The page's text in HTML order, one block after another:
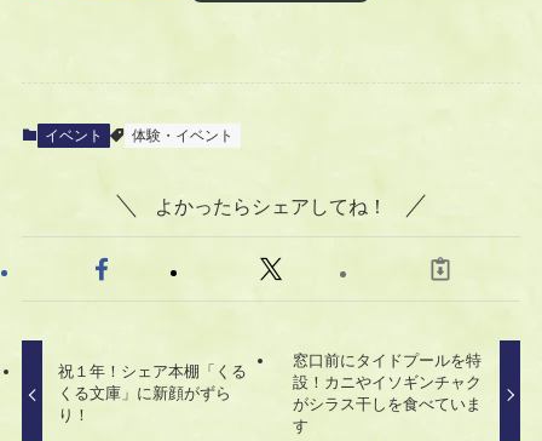
イベント 体験・イベント
よかったらシェアしてね！
祝１年！シェア本棚「くる
くる文庫」に新顔がずら
り！
窓口前にタイドプールを特
設！カニやイソギンチャク
がシラス干しを食べていま
す